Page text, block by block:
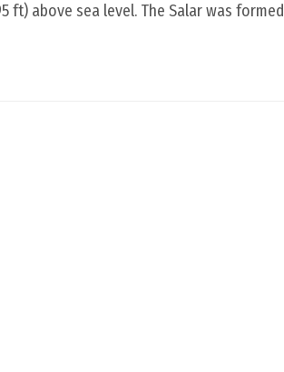
ft) above sea level. The Salar was formed